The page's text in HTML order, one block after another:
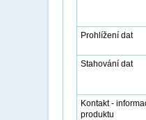
Prohlížení dat
Stahování dat
Kontakt -
produktu